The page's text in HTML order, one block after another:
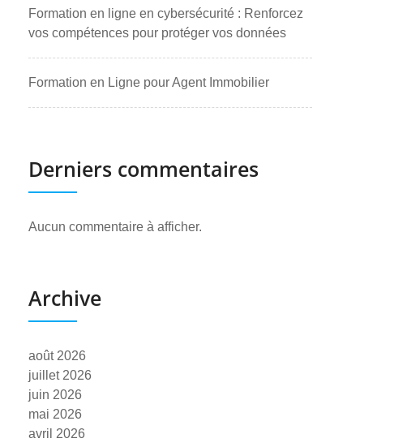
Formation en ligne en cybersécurité : Renforcez
vos compétences pour protéger vos données
Formation en Ligne pour Agent Immobilier
Derniers commentaires
Aucun commentaire à afficher.
Archive
août 2026
juillet 2026
juin 2026
mai 2026
avril 2026